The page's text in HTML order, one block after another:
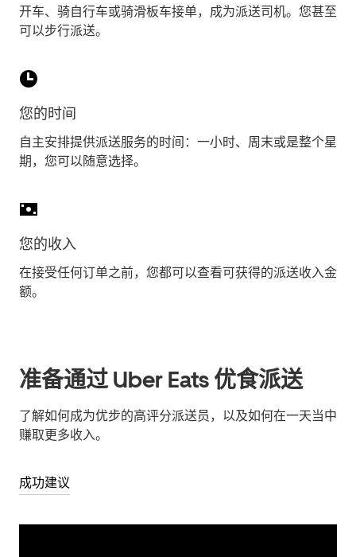
开车、骑自行车或骑滑板车接单，成为派送司机。您甚至
可以步行派送。
您的时间
自主安排提供派送服务的时间：一小时、周末或是整个星
期，您可以随意选择。
您的收入
在接受任何订单之前，您都可以查看可获得的派送收入金
额。
准备通过 Uber Eats 优食派送
了解如何成为优步的高评分派送员，以及如何在一天当中
赚取更多收入。
成功建议